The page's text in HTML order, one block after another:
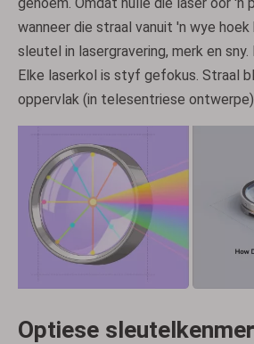
wanneer die straal vanuit 'n wye hoek
sleutel in lasergravering, merk en
Elke laserkol is styf gefokus. Straal
oppervlak (in telesentriese
Optiese